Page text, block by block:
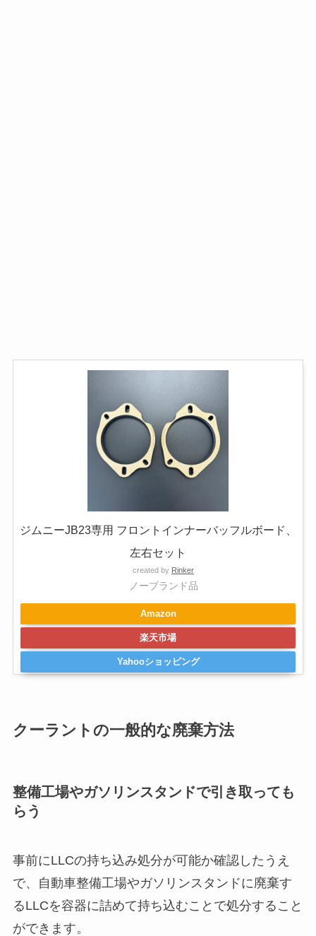
ジムニーJB23専用 フロントインナーバッフルボード、
左右セット
created by Rinker
ノーブランド品
Amazon
楽天市場
Yahooショッピング
クーラントの一般的な廃棄方法
整備工場やガソリンスタンドで引き取っても
らう
事前にLLCの持ち込み処分が可能か確認したうえ
で、自動車整備工場やガソリンスタンドに廃棄す
るLLCを容器に詰めて持ち込むことで処分すること
ができます。